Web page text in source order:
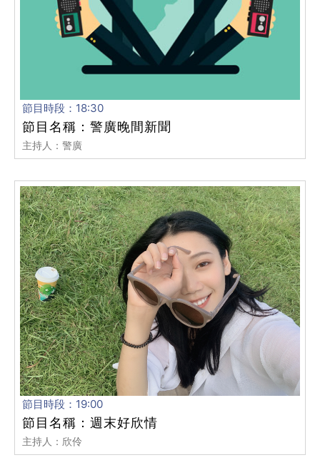
節目時段：18:30
節目名稱：警廣晚間新聞
主持人：警廣
節目時段：19:00
節目名稱：週末好欣情
主持人：欣伶